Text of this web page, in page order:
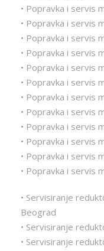
• Popravka i servis
• Popravka i servis
• Popravka i servis
• Popravka i servis
• Popravka i servis
• Popravka i servis
• Popravka i servis
• Popravka i servis
• Popravka i servis
• Popravka i servis
• Popravka i servis
• Popravka i servis
• Servisiranje
Beograd
• Servisiranje
• Servisiranje